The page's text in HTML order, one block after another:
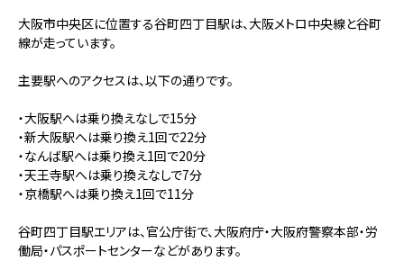
大阪市中央区に位置する谷町四丁目駅は、大阪メトロ中央線と谷町
線が走っています。
主要駅へのアクセスは、以下の通りです。
・大阪駅へは乗り換えなしで15分
・新大阪駅へは乗り換え1回で22分
・なんば駅へは乗り換え1回で20分
・天王寺駅へは乗り換えなしで7分
・京橋駅へは乗り換え1回で11分
谷町四丁目駅エリアは、官公庁街で、大阪府庁・大阪府警察本部・労
働局・パスポートセンターなどがあります。